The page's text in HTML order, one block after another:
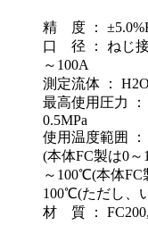
精 度 ：
口 径 ： ねじ接
～100A
測定流体 ：
最高使用圧力
0.5MPa
使用温度範囲
(本体FC製は0
～100℃(本体FC
100℃(ただし、
材 質 ： FC200,